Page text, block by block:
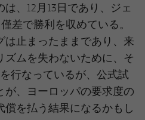
、12月13日であり、ジェ
差で勝利を収めている。
は止まったままであり、来
ズムを失わないために、そ
行なっているが、公式試
が、ヨーロッパの要求度の
を払う結果になるかもし